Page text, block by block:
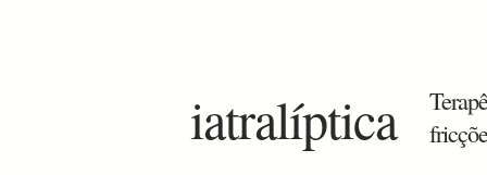
iatralíptica